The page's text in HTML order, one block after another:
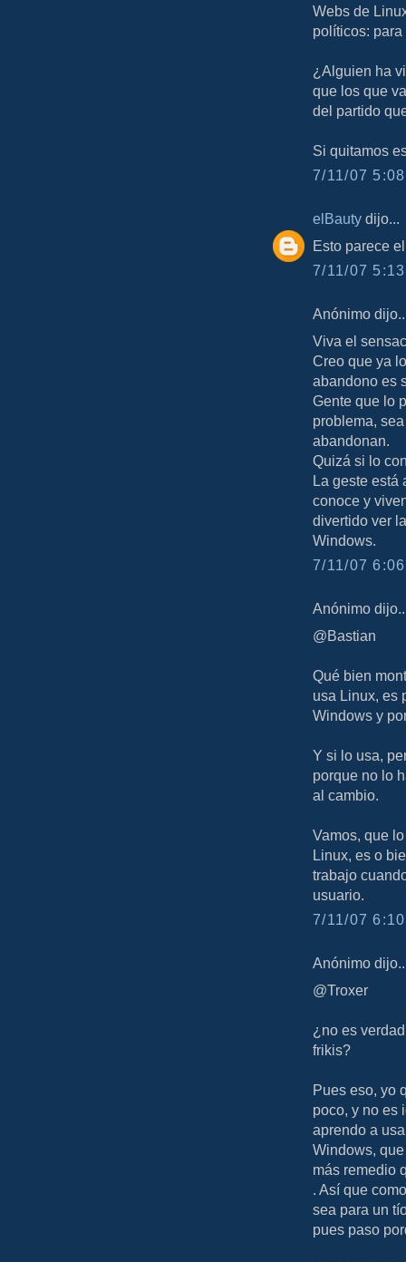
Webs de
políticos:
¿Alguien ha
que los que
del partido
Si quitamos
7/11/07
elBauty dijo...
Esto parece
7/11/07
Anónimo
Viva el
Creo que ya
abandono es
Gente que lo
problema,
abandonan.
Quizá si lo
La geste está
conoce y
divertido ver
Windows.
7/11/07
Anónimo
@Bastian
Qué bien
usa Linux, es
Windows y
Y si lo usa,
porque no lo
al cambio.
Vamos, que
Linux, es o
trabajo
usuario.
7/11/07
Anónimo
@Troxer
¿no es
frikis?
Pues eso, yo
poco, y no es
aprendo a
Windows,
más remedio
. Así que
sea para un
pues paso